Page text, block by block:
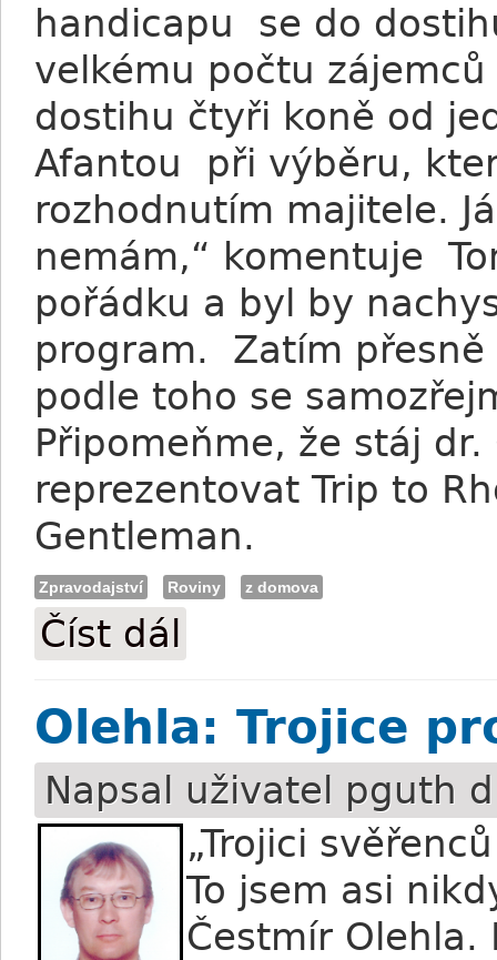
handicapu se do
velkému počtu
dostihu čtyři koně od
Afantou při výběru,
rozhodnutím majitele.
nemám,“ komentuje
pořádku a byl by
program. Zatím
podle toho se
Připomeňme, že stáj
reprezentovat Trip to
Gentleman.
Zpravodajství Roviny z domova
Číst dál
Olehla: Trojice
Napsal uživatel pguth
„Trojici
To jsem asi
Čestmír